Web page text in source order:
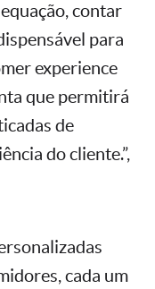
contar
para
experience
que permitirá
de
do cliente.”,
cada um